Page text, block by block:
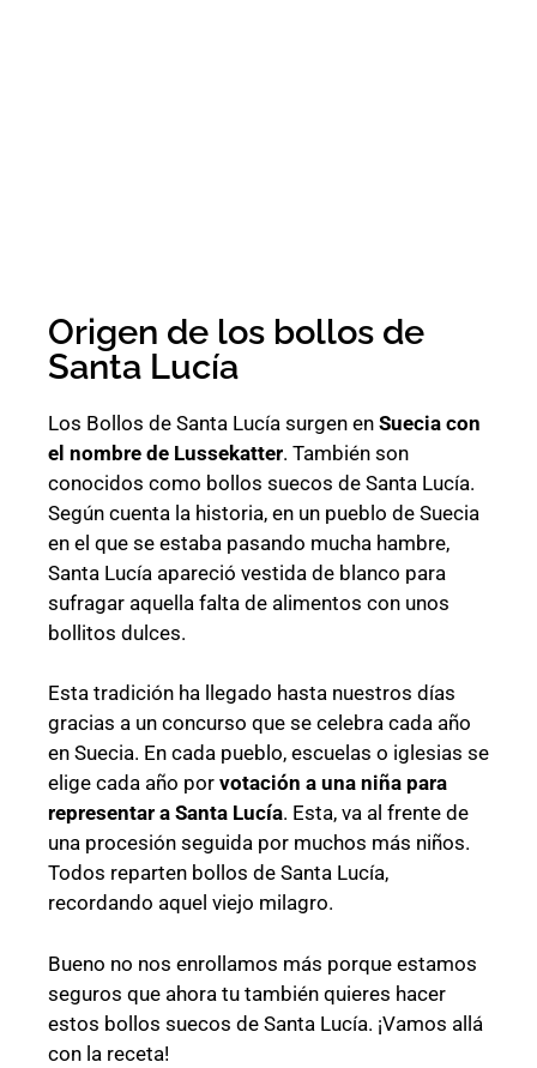
Origen de los bollos de
Santa Lucía
Los Bollos de Santa Lucía surgen en Suecia con
el nombre de Lussekatter. También son
conocidos como bollos suecos de Santa Lucía.
Según cuenta la historia, en un pueblo de Suecia
en el que se estaba pasando mucha hambre,
Santa Lucía apareció vestida de blanco para
sufragar aquella falta de alimentos con unos
bollitos dulces.
Esta tradición ha llegado hasta nuestros días
gracias a un concurso que se celebra cada año
en Suecia. En cada pueblo, escuelas o iglesias se
elige cada año por votación a una niña para
representar a Santa Lucía. Esta, va al frente de
una procesión seguida por muchos más niños.
Todos reparten bollos de Santa Lucía,
recordando aquel viejo milagro.
Bueno no nos enrollamos más porque estamos
seguros que ahora tu también quieres hacer
estos bollos suecos de Santa Lucía. ¡Vamos allá
con la receta!